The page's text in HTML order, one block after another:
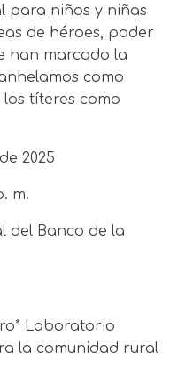
para niños y niñas
de héroes, poder
han marcado la
como
títeres como
2025
m.
del Banco de la
Laboratorio
la comunidad rural